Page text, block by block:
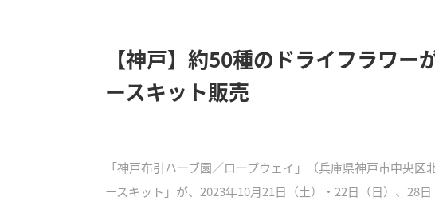
【神戸】約50種のドライフラワー
ースキット販売
「神戸布引ハーブ園／ロープウェイ」（兵庫県神戸市中央
ースキット」が、2023年10月21日（土）・22日（日）、28